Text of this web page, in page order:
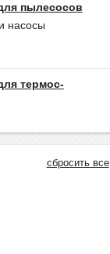
пылесосов
насосы
термос-
сбросить все